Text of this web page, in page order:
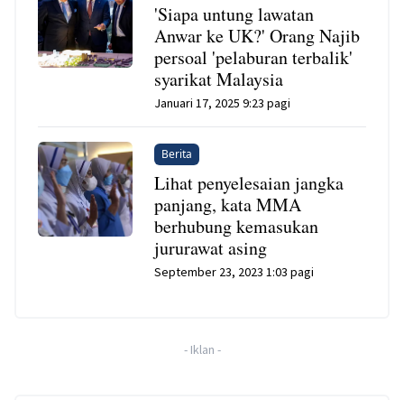
'Siapa untung lawatan
Anwar ke UK?' Orang Najib
persoal 'pelaburan terbalik'
syarikat Malaysia
Januari 17, 2025 9:23 pagi
Berita
Lihat penyelesaian jangka
panjang, kata MMA
berhubung kemasukan
jururawat asing
September 23, 2023 1:03 pagi
- Iklan -